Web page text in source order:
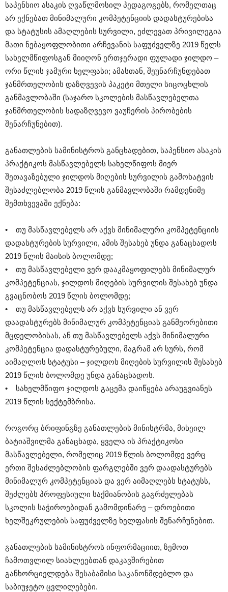
საპენსიო ასაკის ღვაწლმოსილ პედაგოგებს, რომელთაც
არ ექნებათ მინიმალური კომპეტენციის დადასტურებისა
და სტატუსის ამაღლების სურვილი, ეძლევათ პრივილეგია
მათი ნებაყოფლობითი არჩევანის საფუძველზე 2019 წელს
სახელმწიფოსგან მიიღონ ერთჯერადი ფულადი ჯილდო –
ორი წლის ჯამური ხელფასი; ამასთან, შეუნარჩუნდებათ
ჯანმრთელობის დაზღვევის პაკეტი მთელი სიცოცხლის
განმავლობაში (საჯარო სკოლების მასწავლებელთა
ჯანმრთელობის სადაზღვევო ვაუჩერის პირობების
შენარჩუნებით).
განათლების სამინისტროს განცხადებით, საპენსიო ასაკის
პრაქტიკოს მასწავლებელს სახელწიფოს მიერ
შეთავაზებული ჯილდოს მიღების სურვილის გამოხატვის
შესაძლებლობა 2019 წლის განმავლობაში რამდენიმე
შემთხვევაში ექნება:
• თუ მასწავლებელს არ აქვს მინიმალური კომპეტენციის
დადასტურების სურვილი, ამის შესახებ უნდა განაცხადოს
2019 წლის მაისის ბოლომდე;
• თუ მასწავლებელი ვერ დააკმაყოფილებს მინიმალურ
კომპეტენციას, ჯილდოს მიღების სურვილის შესახებ უნდა
გვაცნობოს 2019 წლის ბოლომდე;
• თუ მასწავლებელს არ აქვს სურვილი ან ვერ
დაადასტურებს მინიმალურ კომპეტენციას განმეორებითი
მცდელობისას, ან თუ მასწავლებელს აქვს მინიმალური
კომპეტენცია დადასტურებული, მაგრამ არ სურს, რომ
აიმაღლოს სტატუსი – ჯილდოს მიღების სურვილის შესახებ
2019 წლის ბოლომდე უნდა განაცხადოს.
• სახელმწიფო ჯილდოს გაცემა დაიწყება არაუგვიანეს
2019 წლის სექტემბრისა.
როგორც ბრიფინგზე განათლების მინისტრმა, მიხეილ
ბატიაშვილმა განაცხადა, ყველა ის პრაქტიკოსი
მასწავლებელი, რომელიც 2019 წლის ბოლომდე ვერც
ერთი შესაძლებლობის ფარგლებში ვერ დაადასტურებს
მინიმალურ კომპეტენციას და ვერ აიმაღლებს სტატუსს,
შეძლებს პროფესიული საქმიანობის გაგრძელებას
სკოლის საჭიროებიდან გამომდინარე – დროებითი
ხელშეკრულების საფუძველზე ხელფასის შენარჩუნებით.
განათლების სამინისტროს ინფორმაციით, ზემოთ
ჩამოთვლილ სიახლეებთან დაკავშირებით
განხორციელდება შესაბამისი საკანონმდებლო და
საბიუჯეტო ცვლილებები.